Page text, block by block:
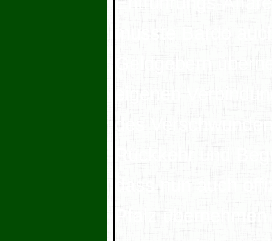
musste Bardo
Geldgebern
des
dass nun auch